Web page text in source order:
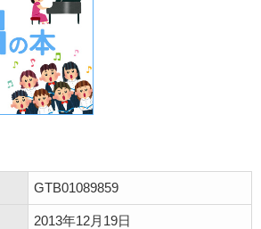
GTB01089859
2013年12月19日